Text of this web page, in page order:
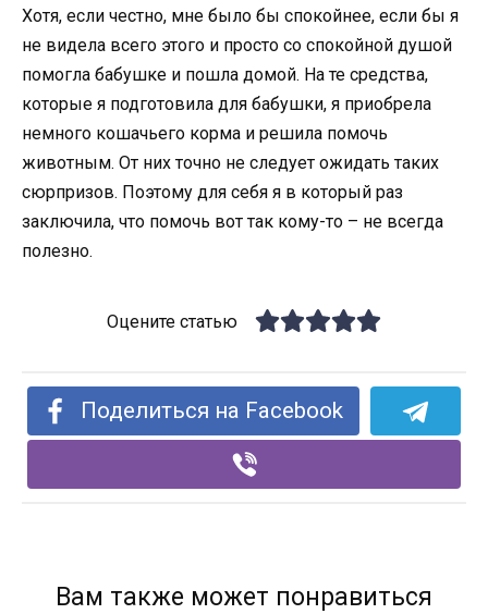
Хотя, если честно, мне было бы спокойнее, если бы я
не видела всего этого и просто со спокойной душой
помогла бабушке и пошла домой. На те средства,
которые я подготовила для бабушки, я приобрела
немного кошачьего корма и решила помочь
животным. От них точно не следует ожидать таких
сюрпризов. Поэтому для себя я в который раз
заключила, что помочь вот так кому-то – не всегда
полезно.
Оцените статью
Поделиться на Facebook
Вам также может понравиться